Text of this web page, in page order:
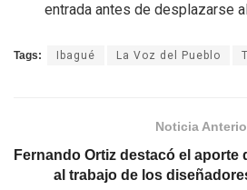
entrada antes de desplazarse
Tags: Ibagué La Voz del Pueblo
Noticia
Fernando Ortiz destacó el
al trabajo de los